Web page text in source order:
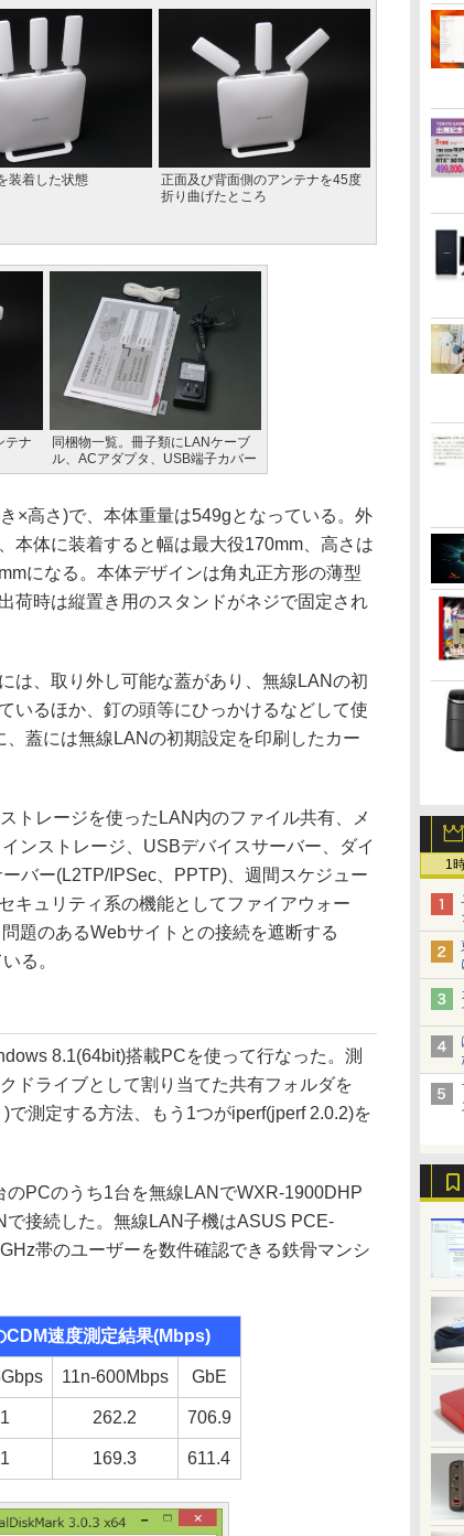
1
装着した状態
正面及び背面側のアンテナを45度
折り曲げたところ
テナ
同梱物一覧。冊子類にLANケーブ
ル、ACアダプタ、USB端子カバー
×高さ)で、本体重量は549gとなっている。外
本体に装着すると幅は最大役170mm、高さは
になる。本体デザインは角丸正方形の薄型
荷時は縦置き用のスタンドがネジで固定され
は、取り外し可能な蓋があり、無線LANの初
いるほか、釘の頭等にひっかけるなどして使
蓋には無線LANの初期設定を印刷したカー
トレージを使ったLAN内のファイル共有、メ
ンストレージ、USBデバイスサーバー、ダイ
バー(L2TP/IPSec、PPTP)、週間スケジュー
キュリティ系の機能としてファイアウォー
題のあるWebサイトとの接続を遮断する
る。
8.1(64bit)搭載PCを使って行なった。測
ドライブとして割り当てた共有フォルダを
測定する方法、もう1つがiperf(jperf 2.0.2)を
PCのうち1台を無線LANでWXR-1900DHP
接続した。無線LAN子機はASUS PCE-
帯のユーザーを数件確認できる鉄骨マンシ
CDM速度測定結果(Mbps)
11n-600Mbps GbE
262.2 706.9
169.3 611.4